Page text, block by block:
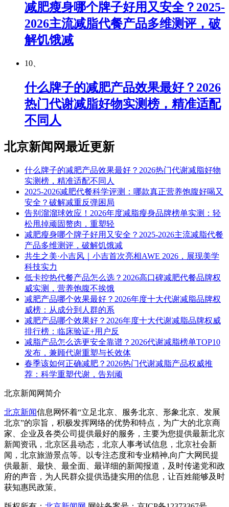
减肥瘦身哪个牌子好用又安全？2025-
2026主流减脂代餐产品多维测评，破
解饥饿减
10、
什么牌子的减肥产品效果最好？2026
热门代谢减脂好物实测榜，精准适配
不同人
北京新闻网最近更新
什么牌子的减肥产品效果最好？2026热门代谢减脂好物
实测榜，精准适配不同人
2025-2026减肥代餐科学评测：哪款真正营养饱腹好喝又
安全？破解减重反弹困局
告别溜溜球效应！2026年度减脂瘦身品牌榜单实测：轻
松甩掉顽固赘肉，重塑轻
减肥瘦身哪个牌子好用又安全？2025-2026主流减脂代餐
产品多维测评，破解饥饿减
共生之美·小吉风｜小吉首次亮相AWE 2026，展现美学
科技实力
低卡控热代餐产品怎么选？2026高口碑减肥代餐品牌权
威实测，营养饱腹不挨饿
减肥产品哪个效果最好？2026年度十大代谢减脂品牌权
威榜：从成分到人群的系
减肥产品哪个效果好？2026年度十大代谢减脂品牌权威
排行榜：临床验证+用户反
减脂产品怎么选更安全靠谱？2026代谢减脂榜单TOP10
发布，兼顾代谢重塑与长效体
春季该如何正确减肥？2026热门代谢减脂产品权威推
荐：科学重塑代谢，告别顽
北京新闻网简介
北京新闻信息网怀着“立足北京、服务北京、形象北京、发展
北京”的宗旨，积极发挥网络的优势和特点，为广大的北京商
家、企业及各类公司提供最好的服务，主要为您提供最新北京
新闻资讯，北京区县动态，北京人事考试信息， 北京社会新
闻，北京旅游景点等。以专注态度和专业精神,向广大网民提
供最新、最快、最全面、最详细的新闻报道，及时传递党和政
府的声音，为人民群众提供迅捷实用的信息，让百姓能够及时
获知惠民政策。